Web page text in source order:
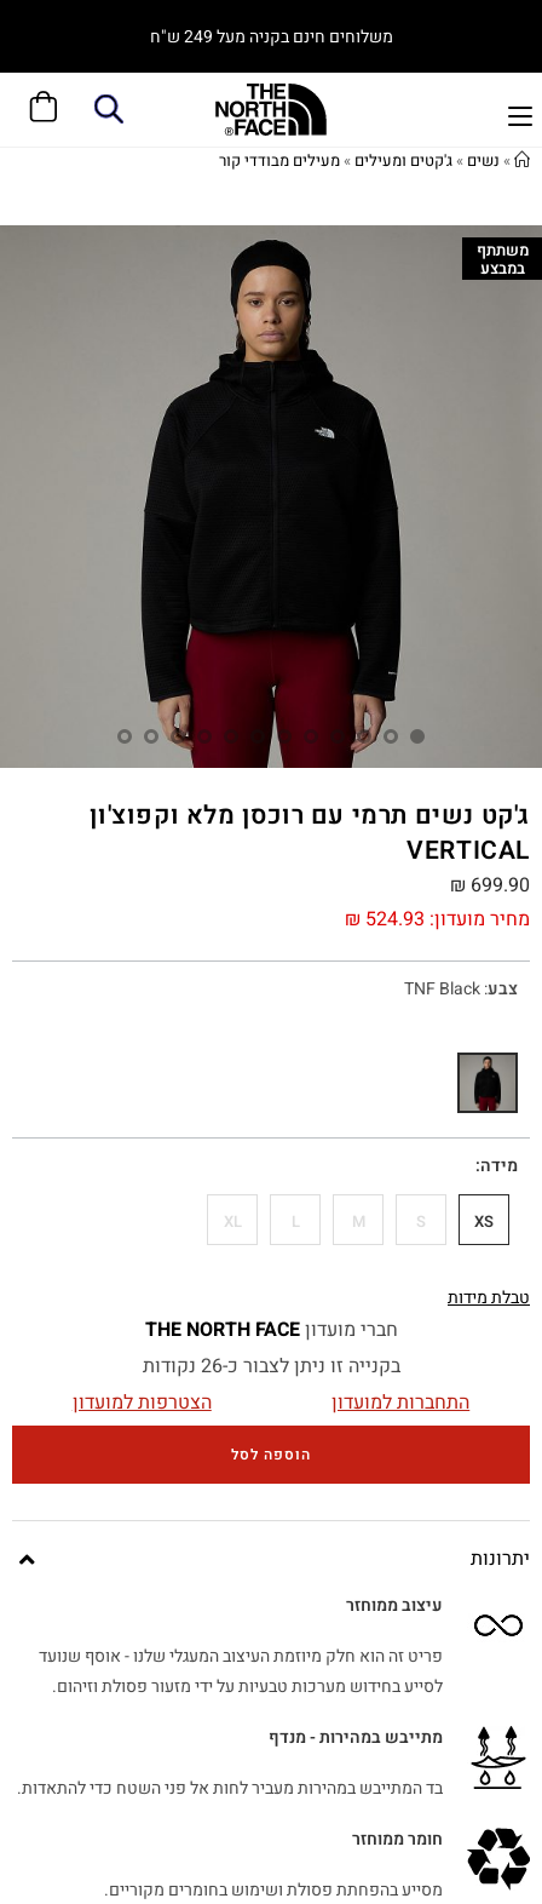
משלוחים חינם בקניה מעל 249 ש"ח
» נשים »ג'קטים ומעילים »מעילים מבודדי קור
משתתף
במבצע
ג'קט נשים תרמי עם רוכסן מלא וקפוצ'ון
VERTICAL
מחיר מועדון: ₪ 524.93
₪ 699.90
צבע:
TNF Black
מידה
XS
S
M
L
XL
טבלת מידות
חברי מועדוןTHE NORTH FACE
בקנייה זו ניתן לצבור כ-26 נקודות
התחברות למועדון
הצטרפות למועדון
הוספה לסל
יתרונות
עיצוב ממוחזר
פריט זה הוא חלק מיוזמת העיצוב המעגלי שלנו - אוסף שנועד
לסייע בחידוש מערכות טבעיות על ידי מזעור פסולת וזיהום.
מתייבש במהירות - מנדף
בד המתייבש במהירות מעביר לחות אל פני השטח כדי להתאדות.
חומר ממוחזר
מסייע בהפחתת פסולת ושימוש בחומרים מקוריים.